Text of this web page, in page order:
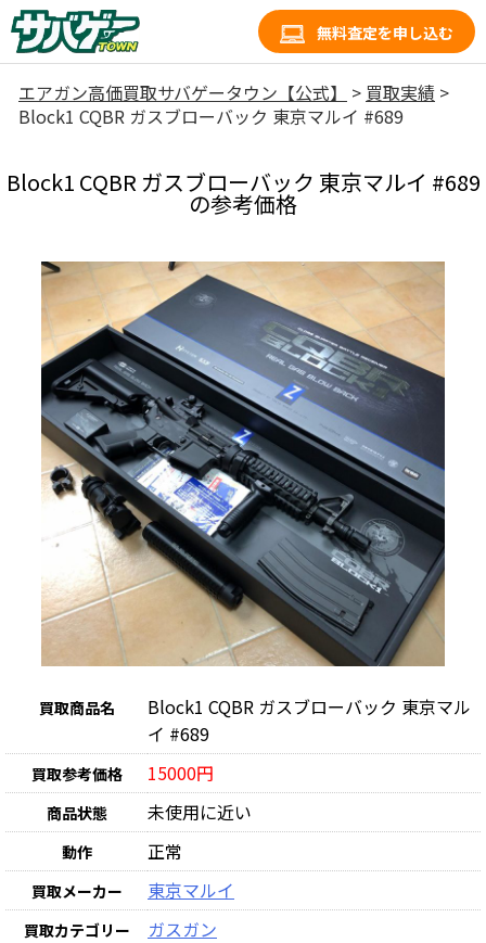
無料査定を申し込む
エアガン高価買取サバゲータウン【公式】 > 買取実績 >
Block1 CQBR ガスブローバック 東京マルイ #689
Block1 CQBR ガスブローバック 東京マルイ #689
の参考価格
買取商品名
Block1 CQBR ガスブローバック 東京マル
イ #689
買取参考価格 15000円
商品状態 未使用に近い
動作 正常
買取メーカー 東京マルイ
買取カテゴリー ガスガン